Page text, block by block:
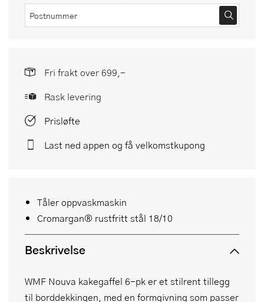
Tåler oppvaskmaskin
Cromargan® rustfritt stål 18/10
Beskrivelse
WMF Nouva kakegaffel 6-pk er et stilrent tillegg
til borddekkingen, med en formgivning som passer
Fri frakt over 699,-
Rask levering
Prisløfte
Last ned appen og få velkomstkupong